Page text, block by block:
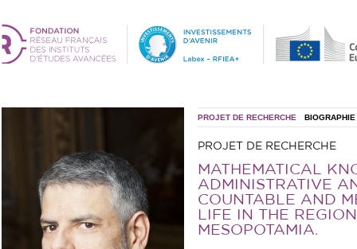
PROJET DE RECHERCHE BIOGRAPHIE
PROJET DE RECHERCHE
MATHEMATICAL
ADMINISTRATIVE
COUNTABLE AND
LIFE IN THE
MESOPOTAMIA.